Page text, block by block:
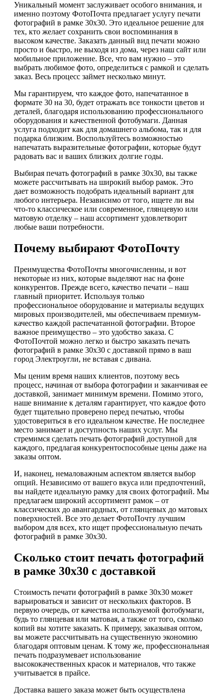
Уникальный момент заслуживает особого внимания, и
именно поэтому ФотоПочта предлагает услугу печати
фотографий в рамке 30х30. Это идеальное решение для
тех, кто желает сохранить свои воспоминания в
высоком качестве. Заказать данный вид печати можно
просто и быстро, не выходя из дома, через наш сайт или
мобильное приложение. Все, что вам нужно – это
выбрать любимое фото, определиться с рамкой и сделать
заказ. Весь процесс займет несколько минут.
Мы гарантируем, что каждое фото, напечатанное в
формате 30 на 30, будет отражать все тонкости цветов и
деталей, благодаря использованию профессионального
оборудования и качественной фотобумаги. Данная
услуга подходит как для домашнего альбома, так и для
подарка близким. Воспользуйтесь возможностью
напечатать выразительные фотографии, которые будут
радовать вас и ваших близких долгие годы.
Выбирая печать фотографий в рамке 30х30, вы также
можете рассчитывать на широкий выбор рамок. Это
дает возможность подобрать идеальный вариант для
любого интерьера. Независимо от того, ищете ли вы
что-то классическое или современное, глянцевую или
матовую отделку – наш ассортимент удовлетворит
любые ваши потребности.
Почему выбирают ФотоПочту
Преимущества ФотоПочты многочисленны, и вот
некоторые из них, которые выделяют нас на фоне
конкурентов. Прежде всего, качество печати – наш
главный приоритет. Используя только
профессиональное оборудование и материалы ведущих
мировых производителей, мы обеспечиваем премиум-
качество каждой распечатанной фотографии. Второе
важное преимущество – это удобство заказа. С
ФотоПочтой можно легко и быстро заказать печать
фотографий в рамке 30х30 с доставкой прямо в ваш
город Электроугли, не вставая с дивана.
Мы ценим время наших клиентов, поэтому весь
процесс, начиная от выбора фотографии и заканчивая ее
доставкой, занимает минимум времени. Помимо этого,
наше внимание к деталям гарантирует, что каждое фото
будет тщательно проверено перед печатью, чтобы
удостовериться в его идеальном качестве. Не последнее
место занимает и доступность наших услуг. Мы
стремимся сделать печать фотографий доступной для
каждого, предлагая конкурентоспособные цены даже на
заказы оптом.
И, наконец, немаловажным аспектом является выбор
опций. Независимо от вашего вкуса или предпочтений,
вы найдете идеальную рамку для своих фотографий. Мы
предлагаем широкий ассортимент рамок – от
классических до авангардных, от глянцевых до матовых
поверхностей. Все это делает ФотоПочту лучшим
выбором для всех, кто ищет профессиональную печать
фотографий в рамке 30х30.
Сколько стоит печать фотографий
в рамке 30х30 с доставкой
Стоимость печати фотографий в рамке 30х30 может
варьироваться и зависит от нескольких факторов. В
первую очередь, от качества используемой фотобумаги,
будь то глянцевая или матовая, а также от того, сколько
копий вы хотите заказать. К примеру, заказывая оптом,
вы можете рассчитывать на существенную экономию
благодаря оптовым ценам. К тому же, профессиональная
печать подразумевает использование
высококачественных красок и материалов, что также
учитывается в прайсе.
Доставка вашего заказа может быть осуществлена